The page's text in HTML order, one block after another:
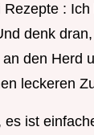
:
denk
den Herd
leckeren
es ist